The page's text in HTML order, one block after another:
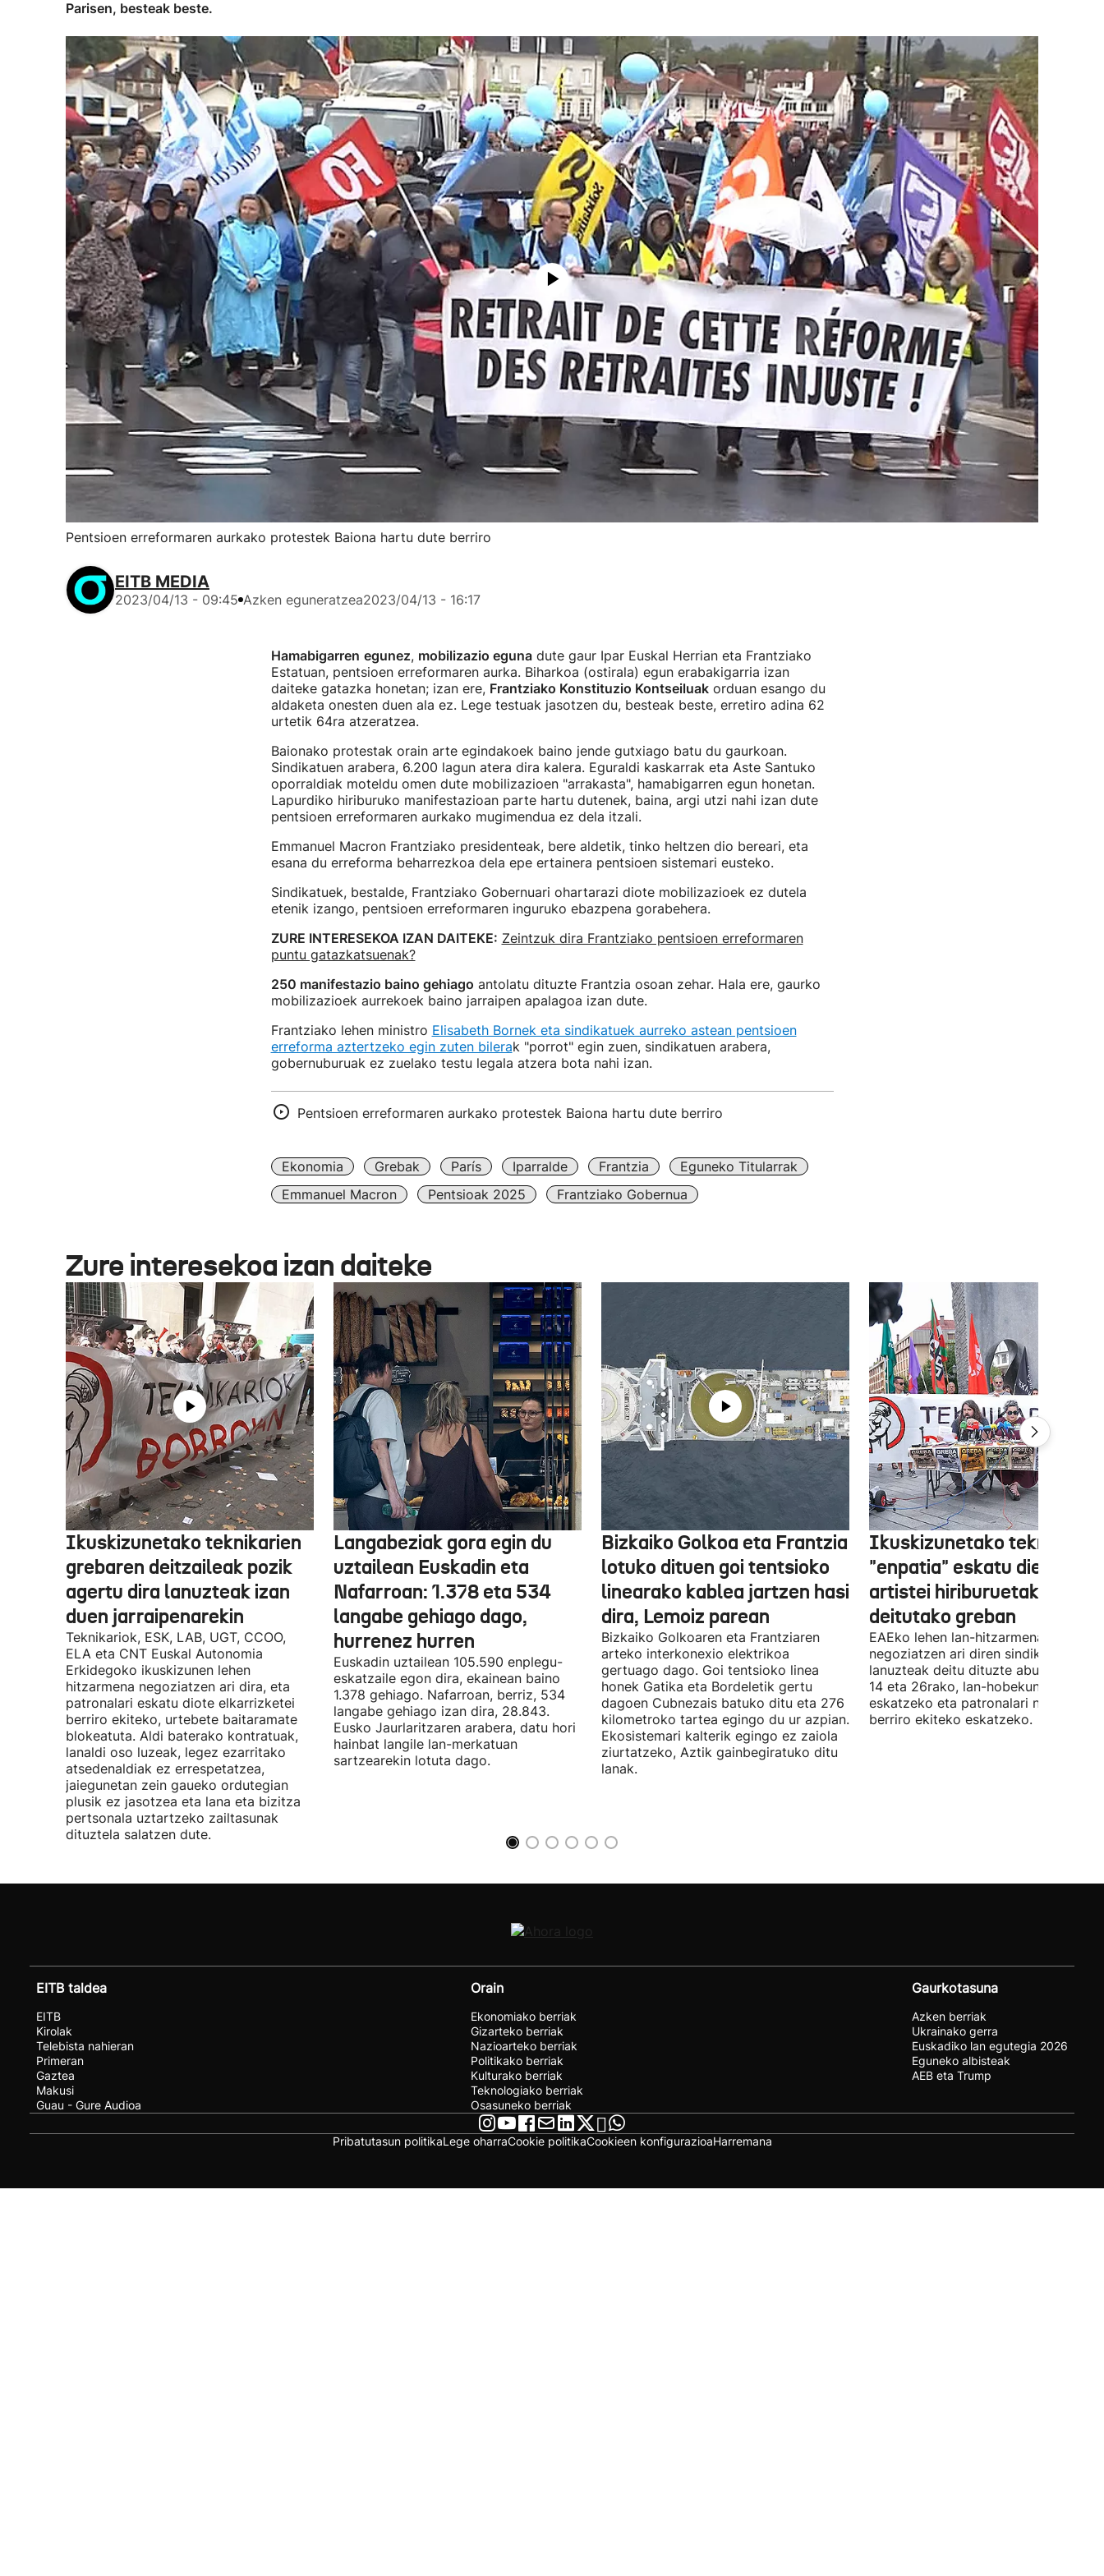
Parisen, besteak beste.
Pentsioen erreformaren aurkako protestek Baiona hartu dute berriro
EITB MEDIA
2023/04/13 - 09:45 Azken eguneratzea2023/04/13 - 16:17
Hamabigarren egunez, mobilizazio egunadute gaur Ipar Euskal Herrian eta Frantziako
Estatuan, pentsioen erreformaren aurka. Biharkoa (ostirala) egun erabakigarria izan
daiteke gatazka honetan; izan ere, Frantziako Konstituzio Kontseiluakorduan esango du
aldaketa onesten duen ala ez. Lege testuak jasotzen du, besteak beste, erretiro adina 62
urtetik 64ra atzeratzea.
Baionako protestak orain arte egindakoek baino jende gutxiago batu du gaurkoan.
Sindikatuen arabera, 6.200 lagun atera dira kalera. Eguraldi kaskarrak eta Aste Santuko
oporraldiak moteldu omen dute mobilizazioen "arrakasta", hamabigarren egun honetan.
Lapurdiko hiriburuko manifestazioan parte hartu dutenek, baina, argi utzi nahi izan dute
pentsioen erreformaren aurkako mugimendua ez dela itzali.
Emmanuel Macron Frantziako presidenteak, bere aldetik, tinko heltzen dio bereari, eta
esana du erreforma beharrezkoa dela epe ertainera pentsioen sistemari eusteko.
Sindikatuek, bestalde, Frantziako Gobernuari ohartarazi diote mobilizazioek ez dutela
etenik izango, pentsioen erreformaren inguruko ebazpena gorabehera.
ZURE INTERESEKOA IZAN DAITEKE: Zeintzuk dira Frantziako pentsioen erreformaren
puntu gatazkatsuenak?
250 manifestazio baino gehiago antolatu dituzte Frantzia osoan zehar. Hala ere, gaurko
mobilizazioek aurrekoek baino jarraipen apalagoa izan dute.
Frantziako lehen ministro Elisabeth Bornek eta sindikatuek aurreko astean pentsioen
erreforma aztertzeko egin zuten bilerak "porrot" egin zuen, sindikatuen arabera,
gobernuburuak ez zuelako testu legala atzera bota nahi izan.
Pentsioen erreformaren aurkako protestek Baiona hartu dute berriro
Ekonomia Grebak París Iparralde Frantzia
Eguneko Titularrak
Emmanuel Macron
Pentsioak 2025 Frantziako Gobernua
Zure interesekoa izan daiteke
Ikuskizunetako teknikarien
grebaren deitzaileak pozik
agertu dira lanuzteak izan
duen jarraipenarekin
Teknikariok, ESK, LAB, UGT, CCOO,
ELA eta CNT Euskal Autonomia
Erkidegoko ikuskizunen lehen
hitzarmena negoziatzen ari dira, eta
patronalari eskatu diote elkarrizketei
berriro ekiteko, urtebete baitaramate
blokeatuta. Aldi baterako kontratuak,
lanaldi oso luzeak, legez ezarritako
atsedenaldiak ez errespetatzea,
jaiegunetan zein gaueko ordutegian
plusik ez jasotzea eta lana eta bizitza
pertsonala uztartzeko zailtasunak
dituztela salatzen dute.
Langabeziak gora egin du
uztailean Euskadin eta
Nafarroan: 1.378 eta 534
langabe gehiago dago,
hurrenez hurren
Euskadin uztailean 105.590 enplegu-
eskatzaile egon dira, ekainean baino
1.378 gehiago. Nafarroan, berriz, 534
langabe gehiago izan dira, 28.843.
Eusko Jaurlaritzaren arabera, datu hori
hainbat langile lan-merkatuan
sartzearekin lotuta dago.
Bizkaiko Golkoa eta Frantzia
lotuko dituen goi tentsioko
linearako kablea jartzen hasi
dira, Lemoiz parean
Bizkaiko Golkoaren eta Frantziaren
arteko interkonexio elektrikoa
gertuago dago. Goi tentsioko linea
honek Gatika eta Bordeletik gertu
dagoen Cubnezais batuko ditu eta 276
kilometroko tartea egingo du ur azpian.
Ekosistemari kalterik egingo ez zaiola
ziurtatzeko, Aztik gainbegiratuko ditu
lanak.
Ikuskizunetako teknikariek
"enpatia" eskatu diete
artistei hiriburuetako
deitutako greban
EAEko lehen lan-hitzarmena
negoziatzen ari diren sindikatuek
lanuzteak deitu dituzte abuztuaren 5,
14 eta 26rako, lan-hobekuntzak
eskatzeko eta patronalari
berriro ekiteko eskatzeko.
EITB taldea
EITB
Kirolak
Telebista nahieran
Primeran
Gaztea
Makusi
Guau - Gure Audioa
Orain
Ekonomiako berriak
Gizarteko berriak
Nazioarteko berriak
Politikako berriak
Kulturako berriak
Teknologiako berriak
Osasuneko berriak
Gaurkotasuna
Azken berriak
Ukrainako gerra
Euskadiko lan egutegia 2026
Eguneko albisteak
AEB eta Trump
Pribatutasun politikaLege oharraCookie politikaCookieen konfigurazioaHarremana